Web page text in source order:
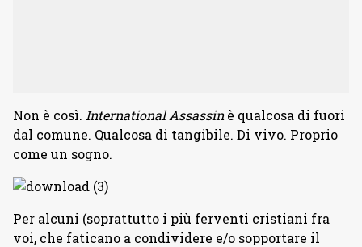
Non è così. International Assassinè qualcosa di fuori
dal comune. Qualcosa di tangibile. Di vivo. Proprio
come un sogno.
Per alcuni (soprattutto i più ferventi cristiani fra
voi, che faticano a condividere e/o sopportare il